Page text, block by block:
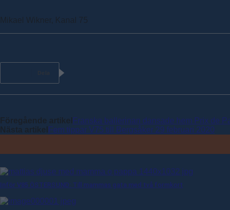
Mikael Wikner, Kanal 75
Föregående artikel Franska ballerinan dansade hem Prix de
Nästa artikel Fem tippar V75 till Bergsåker 29 februari 2020
Inför V85 ÖSTERSUND: Till mammas gata med två formkort